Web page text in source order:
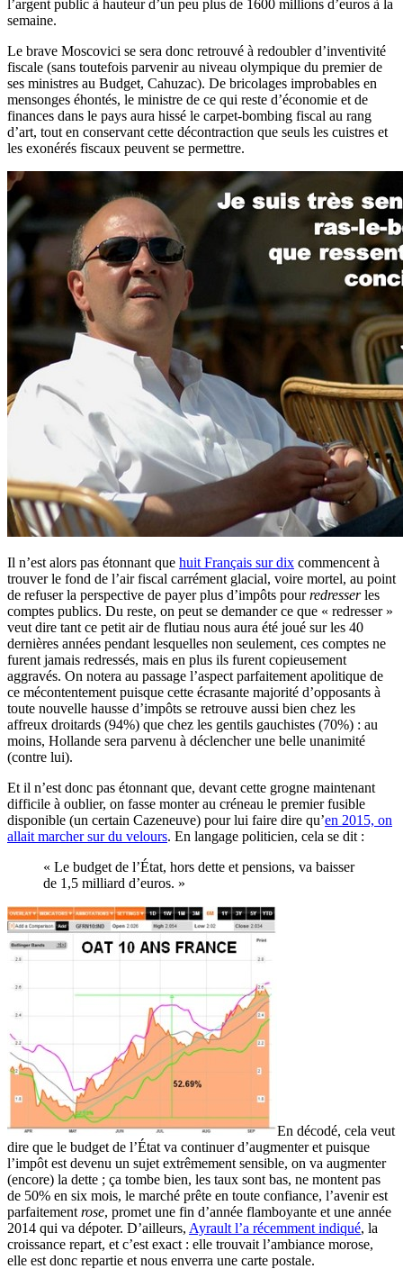
l’argent public à hauteur d’un peu plus de 1600 millions d’euros à la
semaine.
Le brave Moscovici se sera donc retrouvé à redoubler d’inventivité
fiscale (sans toutefois parvenir au niveau olympique du premier de
ses ministres au Budget, Cahuzac). De bricolages improbables en
mensonges éhontés, le ministre de ce qui reste d’économie et de
finances dans le pays aura hissé le carpet-bombing fiscal au rang
d’art, tout en conservant cette décontraction que seuls les cuistres et
les exonérés fiscaux peuvent se permettre.
Il n’est alors pas étonnant que huit Français sur dix commencent à
trouver le fond de l’air fiscal carrément glacial, voire mortel, au point
de refuser la perspective de payer plus d’impôts pourredresserles
comptes publics. Du reste, on peut se demander ce que « redresser »
veut dire tant ce petit air de flutiau nous aura été joué sur les 40
dernières années pendant lesquelles non seulement, ces comptes ne
furent jamais redressés, mais en plus ils furent copieusement
aggravés. On notera au passage l’aspect parfaitement apolitique de
ce mécontentement puisque cette écrasante majorité d’opposants à
toute nouvelle hausse d’impôts se retrouve aussi bien chez les
affreux droitards (94%) que chez les gentils gauchistes (70%) : au
moins, Hollande sera parvenu à déclencher une belle unanimité
(contre lui).
Et il n’est donc pas étonnant que, devant cette grogne maintenant
difficile à oublier, on fasse monter au créneau le premier fusible
disponible (un certain Cazeneuve) pour lui faire dire qu’en 2015, on
allait marcher sur du velours. En langage politicien, cela se dit :
« Le budget de l’État, hors dette et pensions, va baisser
de 1,5 milliard d’euros. »
En décodé, cela veut
dire que le budget de l’État va continuer d’augmenter et puisque
l’impôt est devenu un sujet extrêmement sensible, on va augmenter
(encore) la dette ; ça tombe bien, les taux sont bas, ne montent pas
de 50% en six mois, le marché prête en toute confiance, l’avenir est
parfaitement rose, promet une fin d’année flamboyante et une année
2014 qui va dépoter. D’ailleurs, Ayrault l’a récemment indiqué, la
croissance repart, et c’est exact : elle trouvait l’ambiance morose,
elle est donc repartie et nous enverra une carte postale.